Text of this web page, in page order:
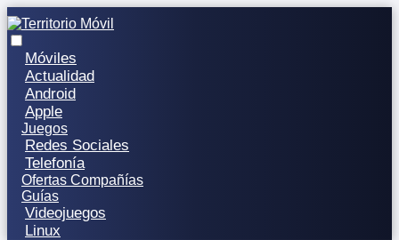
Móviles
Actualidad
Android
Apple
Juegos
Redes Sociales
Telefonía
Ofertas Compañías
Guías
Videojuegos
Linux